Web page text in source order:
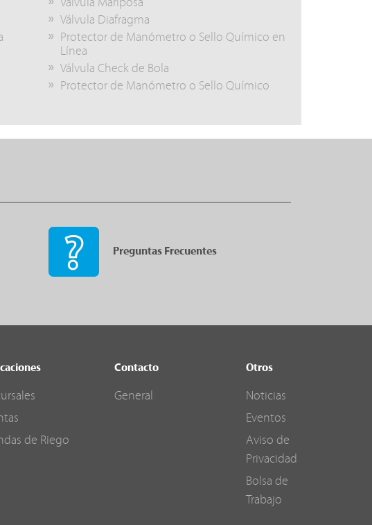
Válvula Mariposa
Válvula Diafragma
Protector de Manómetro o Sello Químico en
Línea
Válvula Check de Bola
Protector de Manómetro o Sello Químico
Preguntas Frecuentes
de Riego
Contacto
General
Otros
Noticias
Eventos
Aviso de
Privacidad
Bolsa de
Trabajo